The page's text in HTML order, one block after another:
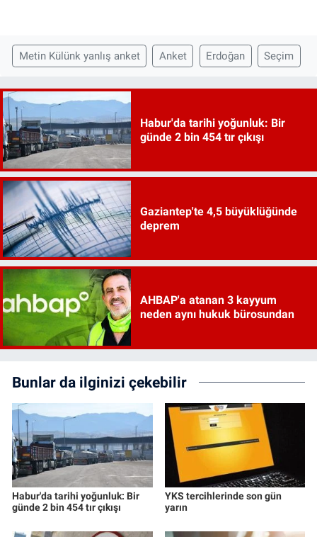
Metin Külünk yanlış anket Anket Erdoğan Seçim
Habur'da tarihi yoğunluk: Bir
günde 2 bin 454 tır çıkışı
Gaziantep'te 4,5 büyüklüğünde
deprem
AHBAP'a atanan 3 kayyum
neden aynı hukuk bürosundan
Bunlar da ilginizi çekebilir
Habur'da tarihi yoğunluk: Bir
günde 2 bin 454 tır çıkışı
YKS tercihlerinde son gün
yarın